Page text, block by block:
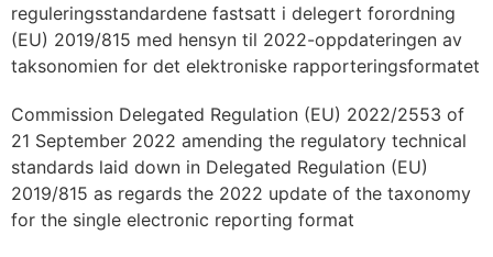
reguleringsstandardene fastsatt i delegert forordning
(EU) 2019/815 med hensyn til 2022-oppdateringen av
taksonomien for det elektroniske rapporteringsformatet
Commission Delegated Regulation (EU) 2022/2553 of
21 September 2022 amending the regulatory technical
standards laid down in Delegated Regulation (EU)
2019/815 as regards the 2022 update of the taxonomy
for the single electronic reporting format